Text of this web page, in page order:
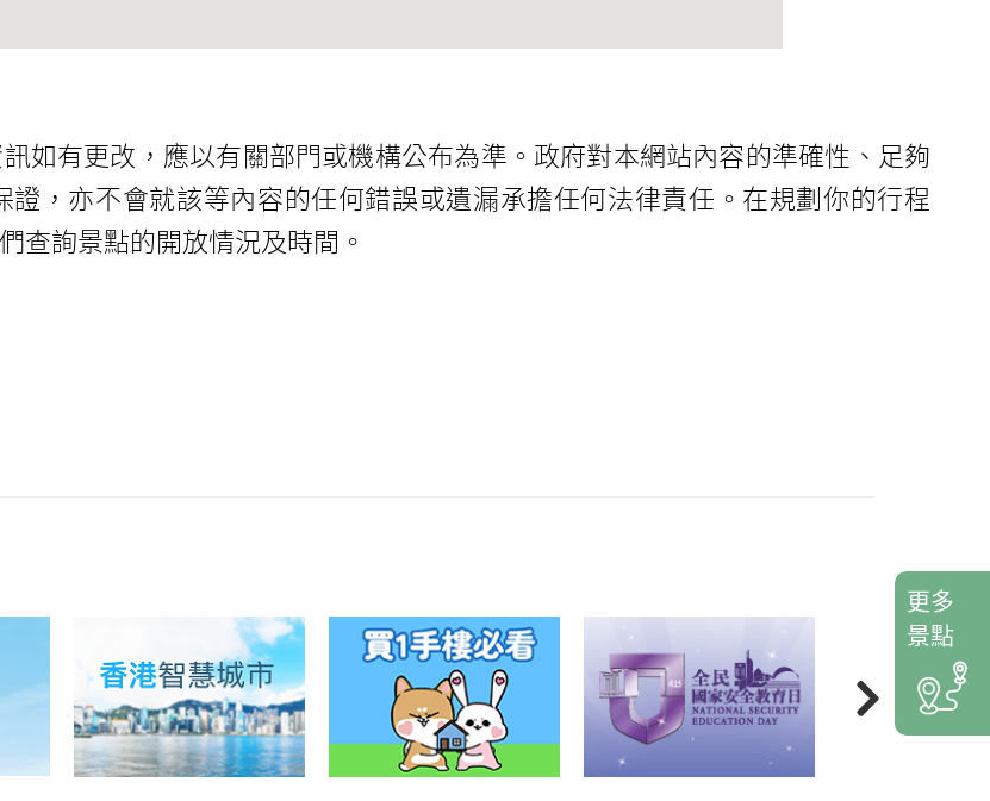
如有更改，應以有關部門或機構公布為準。政府對本網站內容的準確性、足夠
，亦不會就該等內容的任何錯誤或遺漏承擔任何法律責任。在規劃你的行程
查詢景點的開放情況及時間。
更多
景點